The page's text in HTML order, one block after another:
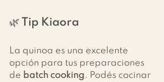
🌿 Tip Kiaora
La quinoa es una excelente
opción para tus preparaciones
de batch cooking. Podés cocinar